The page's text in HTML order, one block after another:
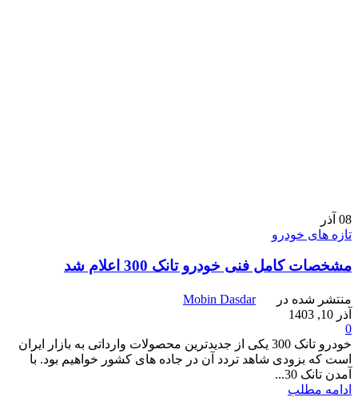
08 آذر
تازه های خودرو
مشخصات کامل فنی خودرو تانک 300 اعلام شد
منتشر شده در
Mobin Dasdar
آذر 10, 1403
0
خودرو تانک 300 یکی از جدیدترین محصولات وارداتی به بازار ایران
است که بزودی شاهد تردد آن در جاده های کشور خواهیم بود. با
آمدن تانک 30...
ادامه مطلب